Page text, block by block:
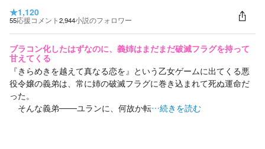
★1,120
55応援コメント2,944小説のフォロワー
ブラコン化したはずなのに、義姉はまだまだ破滅フラグを持って
甘えてくる
『きらめきを越えて真なる恋を』という乙女ゲームに出てくる悪
役令嬢の義弟は、常に姉の破滅フラグに巻き込まれて死ぬ運命だ
った。
そんな義弟───ユランに、何故か転…続きを読む